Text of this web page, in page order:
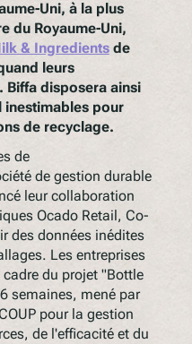
Uni, à la plus
du Royaume-Uni,
& Ingredientsde
leurs
Biffa disposera ainsi
inestimables pour
de recyclage.
de
de gestion durable
leur collaboration
Ocado Retail, Co-
des données inédites
Les entreprises
du projet "Bottle
semaines, mené par
pour la gestion
de l'efficacité et du